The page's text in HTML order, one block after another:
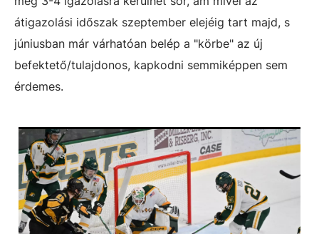
átigazolási időszak szeptember elejéig tart majd, s
júniusban már várhatóan belép a "körbe" az új
befektető/tulajdonos, kapkodni semmiképpen sem
érdemes.